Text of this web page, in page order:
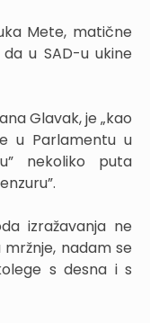
Mete, matične
u SAD-u ukine
Glavak, je „kao
u Parlamentu u
nekoliko puta
izražavanja ne
nadam se
s desna i s